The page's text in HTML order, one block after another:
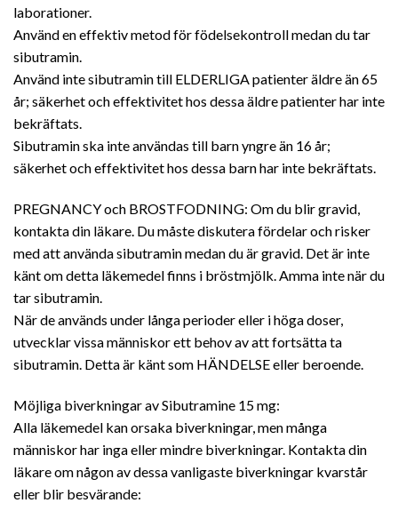
laborationer.
Använd en effektiv metod för födelsekontroll medan du tar
sibutramin.
Använd inte sibutramin till ELDERLIGA patienter äldre än 65
år; säkerhet och effektivitet hos dessa äldre patienter har inte
bekräftats.
Sibutramin ska inte användas till barn yngre än 16 år;
säkerhet och effektivitet hos dessa barn har inte bekräftats.
PREGNANCY och BROSTFODNING: Om du blir gravid,
kontakta din läkare. Du måste diskutera fördelar och risker
med att använda sibutramin medan du är gravid. Det är inte
känt om detta läkemedel finns i bröstmjölk. Amma inte när du
tar sibutramin.
När de används under långa perioder eller i höga doser,
utvecklar vissa människor ett behov av att fortsätta ta
sibutramin. Detta är känt som HÄNDELSE eller beroende.
Möjliga biverkningar av Sibutramine 15 mg:
Alla läkemedel kan orsaka biverkningar, men många
människor har inga eller mindre biverkningar. Kontakta din
läkare om någon av dessa vanligaste biverkningar kvarstår
eller blir besvärande: